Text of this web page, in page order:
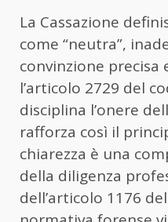
La Cassazione
come “neutra”,
convinzione precisa
l’articolo 2729 del
disciplina l’onere
rafforza così il
chiarezza è una
della diligenza
dell’articolo 1176